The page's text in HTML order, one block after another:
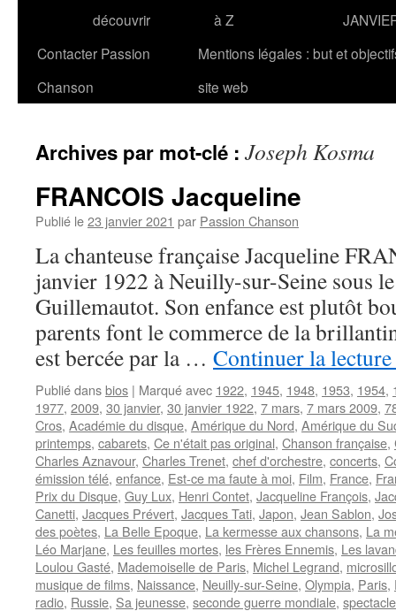
découvrir
à Z
Contacter Passion
Chanson
Mentions légales : but et
site web
Archives par mot-clé : Joseph Kosma
FRANCOIS Jacqueline
Publié le23 janvier 2021 par Passion Chanson
La chanteuse française Jacqueline
janvier 1922 à Neuilly-sur-Seine sous
Guillemautot. Son enfance est plutôt
parents font le commerce de la
est bercée par la … Continuer la lecture
Publié dansbios | Marqué avec 1922, 1945, 1948, 1953, 1954,
1977, 2009, 30 janvier, 30 janvier 1922, 7 mars, 7 mars 2009,
Cros, Académie du disque, Amérique du Nord, Amérique du
printemps, cabarets, Ce n'était pas original, Chanson française,
Charles Aznavour, Charles Trenet, chef d'orchestre, concerts,
émission télé, enfance, Est-ce ma faute à moi, Film, France,
Prix du Disque, Guy Lux, Henri Contet, Jacqueline François,
Canetti, Jacques Prévert, Jacques Tati, Japon, Jean Sablon,
des poètes, La Belle Epoque, La kermesse aux chansons, La
Léo Marjane, Les feuilles mortes, les Frères Ennemis, Les
Loulou Gasté, Mademoiselle de Paris, Michel Legrand,
musique de films, Naissance, Neuilly-sur-Seine, Olympia, Paris,
radio, Russie, Sa jeunesse, seconde guerre mondiale,